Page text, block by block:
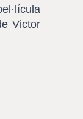
Victor